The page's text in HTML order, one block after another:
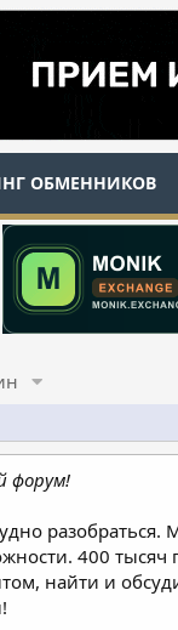
ОБМЕННИКОВ
форум!
400 тысяч
найти и